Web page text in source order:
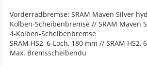
Vorderradbremse: SRAM Maven Silver
Kolben-Scheibenbremse // SRAM Maven
4-Kolben-Scheibenbremse
SRAM HS2, 6-Loch, 180 mm // SRAM HS2,
Max. Bremsscheibendu